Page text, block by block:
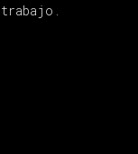
trabajo .